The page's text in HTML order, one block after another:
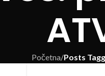
Početna/Posts